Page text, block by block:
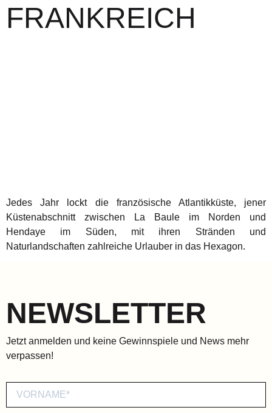
FRANKREICH
Jedes Jahr lockt die französische Atlantikküste, jener
Küstenabschnitt zwischen La Baule im Norden und
Hendaye im Süden, mit ihren Stränden und
Naturlandschaften zahlreiche Urlauber in das Hexagon.
NEWSLETTER
Jetzt anmelden und keine Gewinnspiele und News mehr
verpassen!